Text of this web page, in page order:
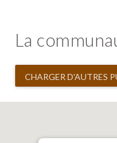
La
CHARGER D'AUTRES